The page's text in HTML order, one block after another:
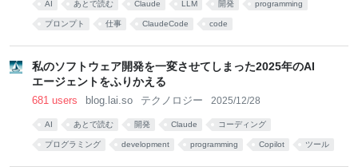
AI あとで読む Claude LLM 開発 programming
プロンプト 仕事 ClaudeCode code
私のソフトウェア開発を一変させてしまった2025年のAI
エージェントをふりかえる
681 users blog.lai.so テクノロジー 2025/12/28
AI あとで読む 開発 Claude コーディング
プログラミング development programming Copilot ツール